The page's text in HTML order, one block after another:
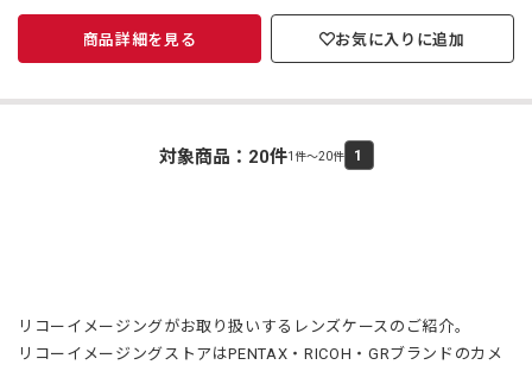
商品詳細を見る お気に入りに追加
対象商品： 20件1件～20件 1
リコーイメージングがお取り扱いするレンズケースのご紹介。
リコーイメージングストアはPENTAX・RICOH・GRブランドのカメ